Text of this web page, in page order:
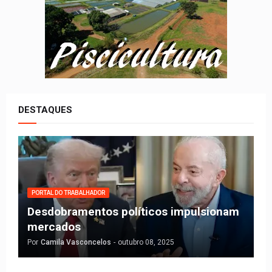
DESTAQUES
PORTAL DO TRABALHADOR
Desdobramentos políticos impulsionam
mercados
Por Camila Vasconcelos - outubro 08, 2025